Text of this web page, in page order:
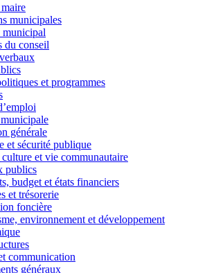
municipales
municipal
du conseil
et programmes
générale
et sécurité publique
et vie communautaire
publics
budget et états financiers
et trésorerie
foncière
environnement et développement
communication
généraux